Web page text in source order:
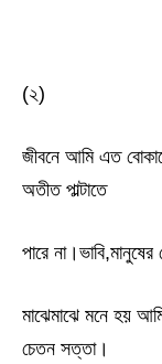
(২)
জীবনে আমি এত
অতীত পাল্টাতে
পারে
মাঝেমাঝে মনে হয়
চেতন সত্তা।